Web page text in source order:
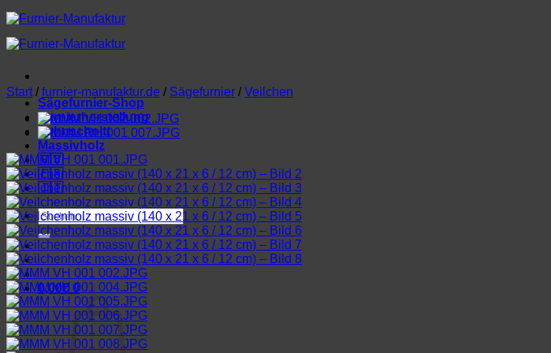
Zum
Inhalt
springen
Sägefurnier-Shop
Furnierherstellung
Lohnschnitt
Massivholz
🇬🇧
🇫🇷
🇮🇹
Suchen
nach:
0,00€ 0
Start / furnier-manufaktur.de / Sägefurnier / Veilchen